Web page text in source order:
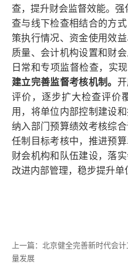
查，提升财会监督效能。强
查与线下检查相结合的方
策执行情况、资金使用效
质量、会计机构设置和财
日常和专项监督检查，实
建立完善监督考核机制。
评价，逐步扩大检查评价
用，将单位内部控制建设
纳入部门预算绩效考核综
任制目标考核中，推进预
财会机构和队伍建设，落
改进内部管理，稳步提升单
上一篇： 北京健全完善新时代会
量发展